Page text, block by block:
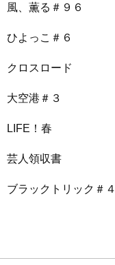
風、薫る＃９６
ひよっこ＃６
クロスロード
大空港＃３
LIFE！春
芸人領収書
ブラックトリック＃４